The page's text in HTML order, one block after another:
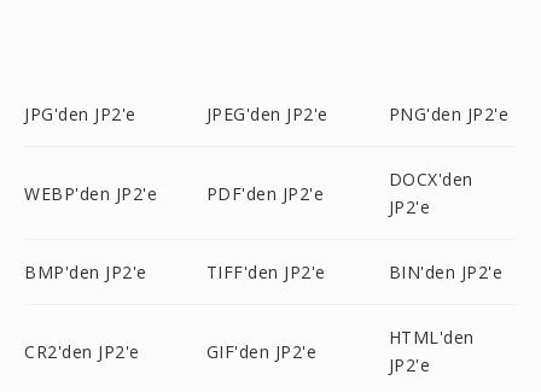
JPG'den JP2'e JPEG'den JP2'e PNG'den JP2'e
WEBP'den JP2'e PDF'den JP2'e
DOCX'den
JP2'e
BMP'den JP2'e TIFF'den JP2'e BIN'den JP2'e
CR2'den JP2'e GIF'den JP2'e
HTML'den
JP2'e